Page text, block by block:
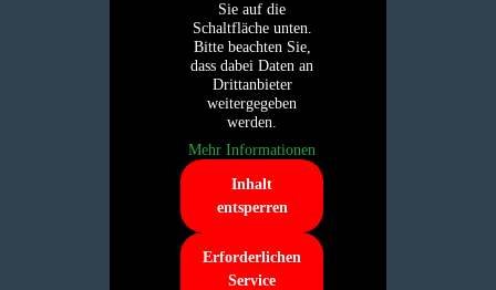
Sie auf die
Schaltfläche unten.
Bitte beachten Sie,
dass dabei Daten an
Drittanbieter
weitergegeben
werden.
Mehr Informationen
Inhalt
entsperren
Erforderlichen
Service